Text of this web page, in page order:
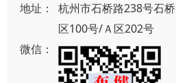
地址：
杭州市石桥路238号石
区100号/Ａ区202号
微信：